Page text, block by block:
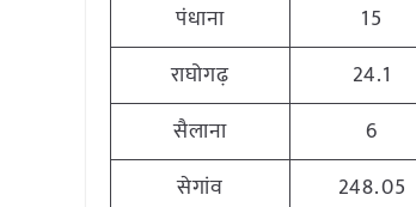
पंधाना
15
राघोगढ़
24.1
सैलाना
6
सेगांव
248.05